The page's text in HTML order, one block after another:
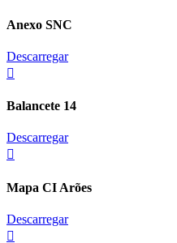
Anexo SNC
Descarregar
Balancete 14
Descarregar
Mapa CI Arões
Descarregar